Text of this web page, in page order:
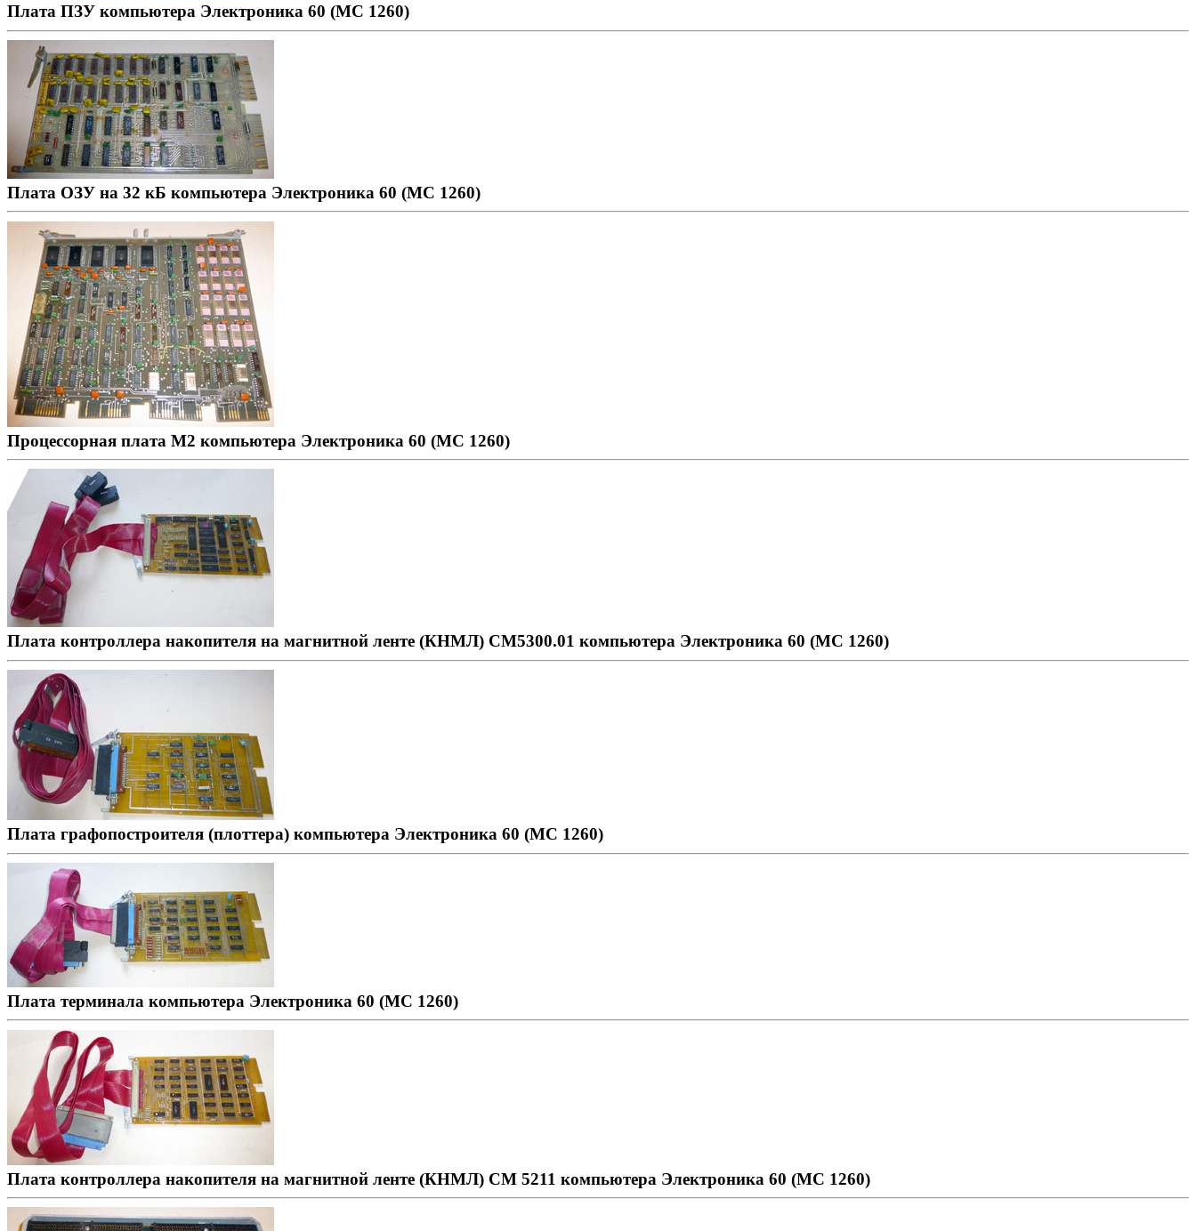
Плата ПЗУ компьютера Электроника 60 (МС 1260)
Плата ОЗУ на 32 кБ компьютера Электроника 60 (МС 1260)
Процессорная плата М2 компьютера Электроника 60 (МС 1260)
Плата контроллера накопителя на магнитной ленте (КНМЛ) СМ5300.01 компьютера Электроника 60 (МС 1260)
Плата графопостроителя (плоттера) компьютера Электроника 60 (МС 1260)
Плата терминала компьютера Электроника 60 (МС 1260)
Плата контроллера накопителя на магнитной ленте (КНМЛ) СМ 5211 компьютера Электроника 60 (МС 1260)